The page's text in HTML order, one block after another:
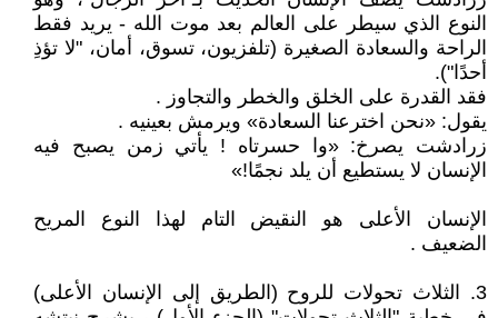
النوع الذي سيطر على العالم بعد موت الله - يريد فقط
الراحة والسعادة الصغيرة (تلفزيون، تسوق، أمان، "لا تؤذِ
أحدًا").
فقد القدرة على الخلق والخطر والتجاوز .
يقول: «نحن اخترعنا السعادة» ويرمش بعينيه .
زرادشت يصرخ: «وا حسرتاه ! يأتي زمن يصبح فيه
الإنسان لا يستطيع أن يلد نجمًا!»
الإنسان الأعلى هو النقيض التام لهذا النوع المريح
الضعيف .
3. الثلاث تحولات للروح (الطريق إلى الإنسان الأعلى)